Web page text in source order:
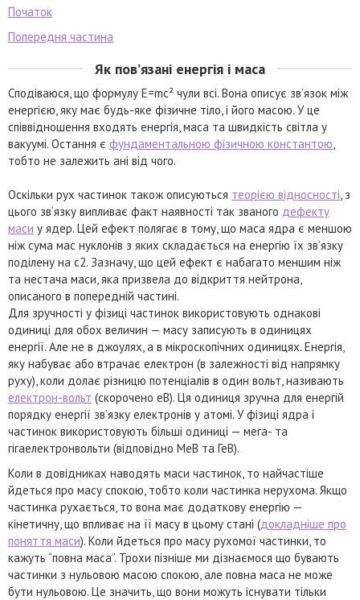
Початок
Попередня частина
Як пов’язані енергія і маса
Сподіваюся, що формулу E=mc² чули всі. Вона описує зв’язок між
енергією, яку має будь-яке фізичне тіло, і його масою. У це
співвідношення входять енергія, маса та швидкість світла у
вакуумі. Остання є фундаментальною фізичною константою,
тобто не залежить ані від чого.
Оскільки рух частинок також описуються теорією відносності, з
цього зв’язку випливає факт наявності так званого дефекту
маси у ядер. Цей ефект полягає в тому, що маса ядра є меншою
ніж сума мас нуклонів з яких складається на енергію їх зв’язку
поділену на c2. Зазначу, що цей ефект є набагато меншим ніж
та нестача маси, яка призвела до відкриття нейтрона,
описаного в попередній частині.
Для зручності у фізиці частинок використовують однакові
одиниці для обох величин — масу записують в одиницях
енергії. Але не в джоулях, а в мікроскопічних одиницях. Енергія,
яку набуває або втрачає електрон (в залежності від напрямку
руху), коли долає різницю потенціалів в один вольт, називають
електрон-вольт (скорочено еВ). Ця одиниця зручна для енергій
порядку енергії зв’язку електронів у атомі. У фізиці ядра і
частинок використовують більші одиниці — мега- та
гігаелектронвольти (відповідно МеВ та ГеВ).
Коли в довідниках наводять маси частинок, то найчастіше
йдеться про масу спокою, тобто коли частинка нерухома. Якщо
частинка рухається, то вона має додаткову енергію —
кінетичну, що впливає на її масу в цьому стані (докладніше про
поняття маси). Коли йдеться про масу рухомої частинки, то
кажуть “повна маса”. Трохи пізніше ми дізнаємося що бувають
частинки з нульовою масою спокою, але повна маса не може
бути нульовою. Це значить, що вони можуть існувати тільки